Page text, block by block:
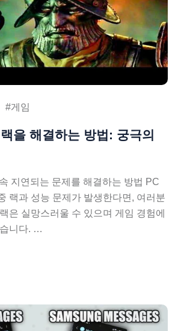
게임
을 해결하는 방법: 궁극의
지연되는 문제를 해결하는 방법 PC
랙과 성능 문제가 발생한다면, 여러분
은 실망스러울 수 있으며 게임 경험에
니다. …